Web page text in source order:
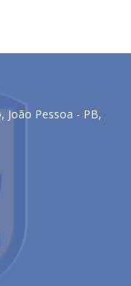
João Pessoa - PB,